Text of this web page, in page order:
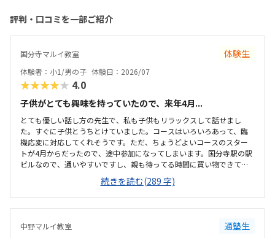
評判・口コミを一部ご紹介
国分寺マルイ教室 体験生
体験者：小1/男の子 体験日：2026/07
★★★★★ 4.0
子供がとても興味を持っていたので、来年4月...
とても優しい話し方の先生で、私も子供もリラックスして話せまし
た。すぐに子供とうちとけていました。コースはいろいろあって、臨
機応変に対応してくれそうです。ただ、ちょうどよいコースのスター
トが4月からだったので、途中参加になってしまいます。国分寺駅の駅
ビルなので、通いやすいですし、親も待ってる時間に買い物できて良
さそうです。少し狭いですが、清潔感があって綺麗な教室でした。み
なさん集中してもくもくと学んでいました。他のプログラミング教室
も体験に行きましたが、他よりもお安かったので通いやすそうです。
先生が優しそうで、安心して子供を預けられそうでした。少人数なの
続きを読む(289 字)
中野マルイ教室 通塾生